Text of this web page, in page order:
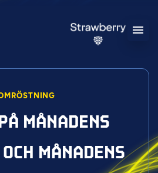
MÅNADENS
MÅNADENS